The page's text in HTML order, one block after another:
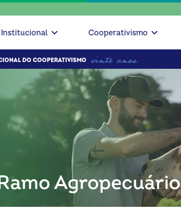
Institucional Cooperativismo
DO COOPERATIVISMO
Agropecuário